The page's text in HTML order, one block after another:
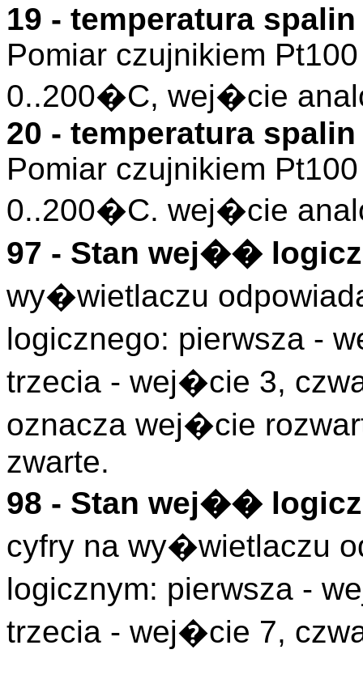
19 - temperatura
Pomiar czujnikiem
0..200�C, wej�cie
20 - temperatura
Pomiar czujnikiem
0..200�C. wej�cie
97 - Stan wej��
wy�wietlaczu
logicznego: pierwsza -
trzecia - wej�cie 3,
oznacza wej�cie
zwarte.
98 - Stan wej��
cyfry na wy�wietlaczu
logicznym: pierwsza -
trzecia - wej�cie 7,